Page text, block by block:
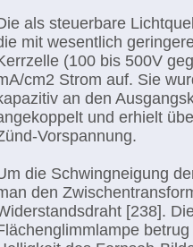
als steuerbare
mit wesentlich
(100 bis 500V
cm2 Strom auf. Sie
an den
und erhielt
Vorspannung.
die Schwingneigung
den
[238].